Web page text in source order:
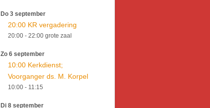
Do 3 september
20:00 KR vergadering
20:00 - 22:00grote zaal
Zo 6 september
10:00 Kerkdienst;
Voorganger ds. M. Korpel
10:00 - 11:15
Di 8 september